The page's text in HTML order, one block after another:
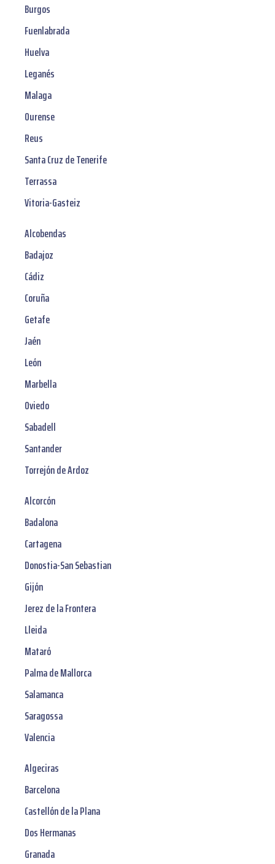
Burgos
Fuenlabrada
Huelva
Leganés
Malaga
Ourense
Reus
Santa Cruz de Tenerife
Terrassa
Vitoria-Gasteiz
Alcobendas
Badajoz
Cádiz
Coruña
Getafe
Jaén
León
Marbella
Oviedo
Sabadell
Santander
Torrejón de Ardoz
Alcorcón
Badalona
Cartagena
Donostia-San Sebastian
Gijón
Jerez de la Frontera
Lleida
Mataró
Palma de Mallorca
Salamanca
Saragossa
Valencia
Algeciras
Barcelona
Castellón de la Plana
Dos Hermanas
Granada